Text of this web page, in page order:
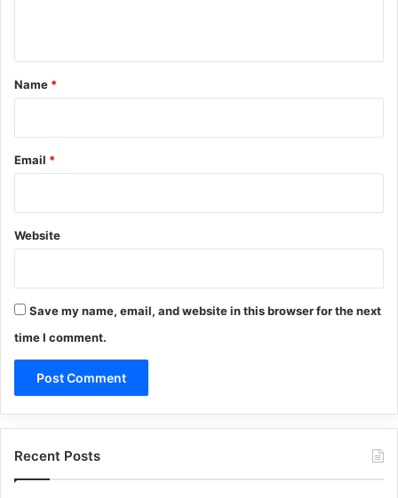
*
Name *
Email *
Website
Save my name, email, and website in this browser for the next
time I comment.
Recent Posts